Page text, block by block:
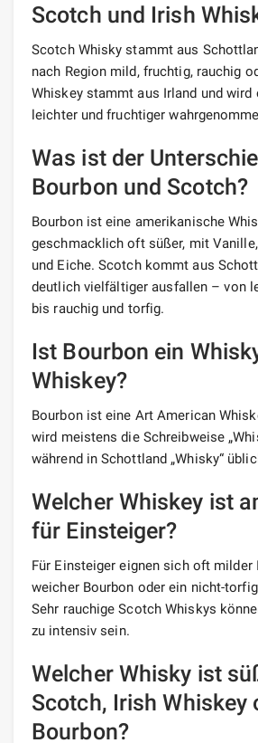
Scotch und Irish
Scotch Whisky stammt aus
nach Region mild, fruchtig, rauchig
Whiskey stammt aus Irland und wird
leichter und fruchtiger
Was ist der
Bourbon und Scotch?
Bourbon ist eine amerikanische
geschmacklich oft süßer, mit
und Eiche. Scotch kommt aus
deutlich vielfältiger ausfallen – von
bis rauchig und torfig.
Ist Bourbon ein
Whiskey?
Bourbon ist eine Art American
wird meistens die Schreibweise
während in Schottland „Whisky“
Welcher Whiskey ist
für Einsteiger?
Für Einsteiger eignen sich oft milder
weicher Bourbon oder ein nicht-
Sehr rauchige Scotch Whiskys
zu intensiv sein.
Welcher Whisky ist
Scotch, Irish Whiskey
Bourbon?